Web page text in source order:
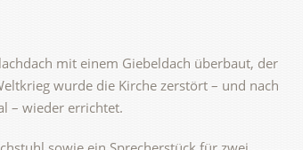
mit einem Giebeldach überbaut, der
wurde die Kirche zerstört – und nach
– wieder errichtet.